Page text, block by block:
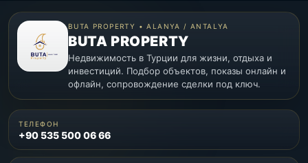
BUTA PROPERTY • ALANYA / ANTALYA
BUTA PROPERTY
Недвижимость в Турции для жизни, отдыха и
инвестиций. Подбор объектов, показы онлайн и
офлайн, сопровождение сделки под ключ.
ТЕЛЕФОН
+90 535 500 06 66